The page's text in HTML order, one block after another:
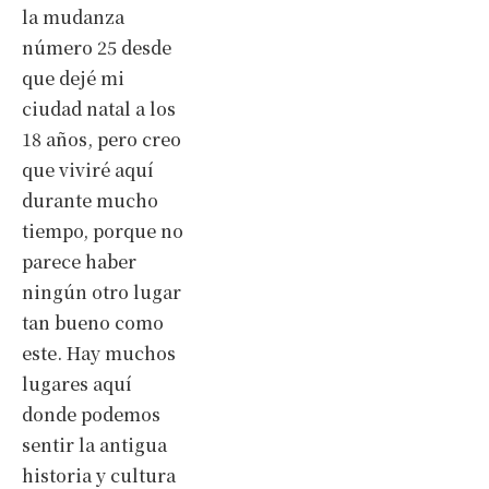
la mudanza
número 25 desde
que dejé mi
ciudad natal a los
18 años, pero creo
que viviré aquí
durante mucho
tiempo, porque no
parece haber
ningún otro lugar
tan bueno como
este. Hay muchos
lugares aquí
donde podemos
sentir la antigua
historia y cultura